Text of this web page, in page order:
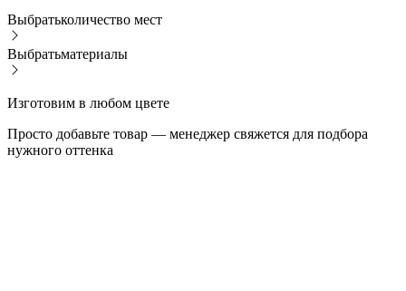
Выбратьколичество мест
Выбратьматериалы
Изготовим в любом цвете
Просто добавьте товар — менеджер свяжется для подбора
нужного оттенка